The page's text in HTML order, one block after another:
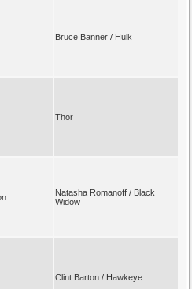
Bruce Banner / Hulk
Thor
Natasha Romanoff / Black
Widow
Clint Barton / Hawkeye